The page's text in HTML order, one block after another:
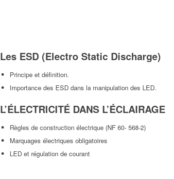
Les ESD (Electro Static Discharge)
Principe et définition.
Importance des ESD dans la manipulation des LED.
L’ÉLECTRICITÉ DANS L’ÉCLAIRAGE
Règles de construction électrique (NF 60- 568-2)
Marquages électriques obligatoires
LED et régulation de courant